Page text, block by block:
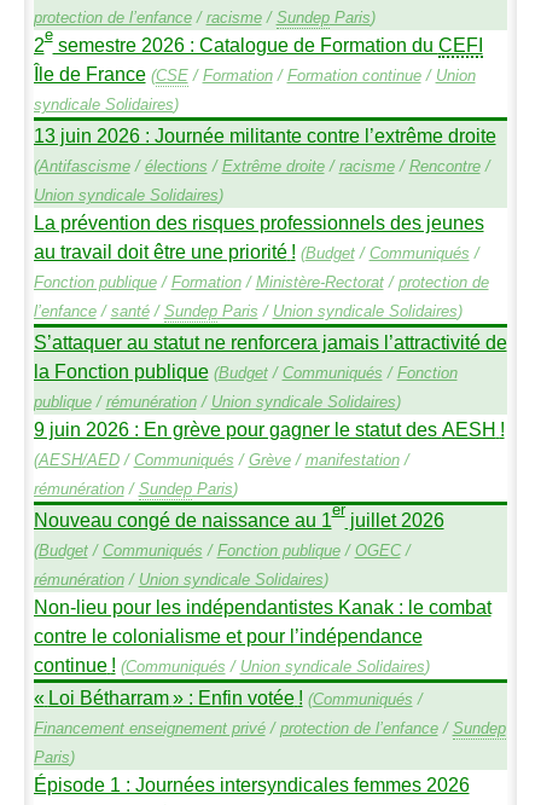
protection de l’enfance/ racisme/ SundepParis)
2esemestre 2026 : Catalogue de Formation du CEFI
Île de France (CSE/ Formation/ Formation continue/ Union
syndicale Solidaires)
13 juin 2026 : Journée militante contre l’extrême droite
(Antifascisme/ élections / Extrême droite/ racisme/ Rencontre/
Union syndicale Solidaires)
La prévention des risques professionnels des jeunes
au travail doit être une priorité ! (Budget/ Communiqués /
Fonction publique/ Formation/ Ministère-Rectorat/ protection de
l’enfance/ santé/ SundepParis / Union syndicale Solidaires)
S’attaquer au statut ne renforcera jamais l’attractivité de
la Fonction publique (Budget/ Communiqués / Fonction
publique/ rémunération/ Union syndicale Solidaires)
9 juin 2026 : En grève pour gagner le statut des AESH !
(AESH/AED/ Communiqués / Grève/ manifestation/
rémunération/ SundepParis)
Nouveau congé de naissance au 1erjuillet 2026
(Budget/ Communiqués / Fonction publique/ OGEC/
rémunération/ Union syndicale Solidaires)
Non-lieu pour les indépendantistes Kanak : le combat
contre le colonialisme et pour l’indépendance
continue ! (Communiqués / Union syndicale Solidaires)
« Loi Bétharram» : Enfin votée ! (Communiqués /
Financement enseignement privé/ protection de l’enfance/ Sundep
Paris)
Épisode 1 : Journées intersyndicales femmes 2026